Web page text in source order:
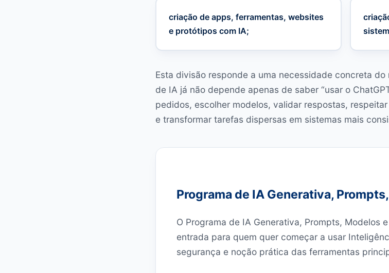
criação de apps, ferramentas, websites
e protótipos com IA;
Esta divisão responde a uma necessidade concreta
de IA já não depende apenas de saber “usar o
pedidos, escolher modelos, validar respostas,
e transformar tarefas dispersas em sistemas mais
Programa de IA Generativa,
O Programa de IA Generativa, Prompts, Modelos
entrada para quem quer começar a usar
segurança e noção prática das ferramentas